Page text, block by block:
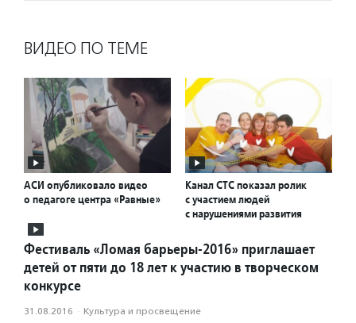
ВИДЕО ПО ТЕМЕ
АСИ опубликовало видео
о педагоге центра «Равные»
Канал СТС показал ролик
с участием людей
с нарушениями развития
Фестиваль «Ломая барьеры-2016» приглашает
детей от пяти до 18 лет к участию в творческом
конкурсе
31.08.2016 · Культура и просвещение